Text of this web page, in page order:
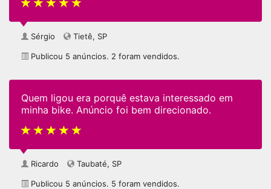
Sérgio Tietê, SP
Publicou 5 anúncios. 2 foram vendidos.
Quem ligou era porquê estava interessado em
minha bike. Anúncio foi bem direcionado.
Ricardo Taubaté, SP
Publicou 5 anúncios. 5 foram vendidos.